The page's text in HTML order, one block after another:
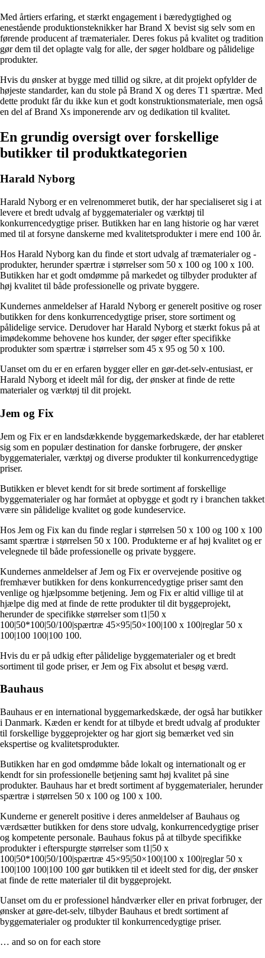
Med årtiers erfaring, et stærkt engagement i bæredygtighed og
enestående produktionsteknikker har Brand X bevist sig selv som en
førende producent af træmaterialer. Deres fokus på kvalitet og tradition
gør dem til det oplagte valg for alle, der søger holdbare og pålidelige
produkter.
Hvis du ønsker at bygge med tillid og sikre, at dit projekt opfylder de
højeste standarder, kan du stole på Brand X og deres T1 spærtræ. Med
dette produkt får du ikke kun et godt konstruktionsmateriale, men også
en del af Brand Xs imponerende arv og dedikation til kvalitet.
En grundig oversigt over forskellige
butikker til produktkategorien
Harald Nyborg
Harald Nyborg er en velrenommeret butik, der har specialiseret sig i at
levere et bredt udvalg af byggematerialer og værktøj til
konkurrencedygtige priser. Butikken har en lang historie og har været
med til at forsyne danskerne med kvalitetsprodukter i mere end 100 år.
Hos Harald Nyborg kan du finde et stort udvalg af træmaterialer og -
produkter, herunder spærtræ i størrelser som 50 x 100 og 100 x 100.
Butikken har et godt omdømme på markedet og tilbyder produkter af
høj kvalitet til både professionelle og private byggere.
Kundernes anmeldelser af Harald Nyborg er generelt positive og roser
butikken for dens konkurrencedygtige priser, store sortiment og
pålidelige service. Derudover har Harald Nyborg et stærkt fokus på at
imødekomme behovene hos kunder, der søger efter specifikke
produkter som spærtræ i størrelser som 45 x 95 og 50 x 100.
Uanset om du er en erfaren bygger eller en gør-det-selv-entusiast, er
Harald Nyborg et ideelt mål for dig, der ønsker at finde de rette
materialer og værktøj til dit projekt.
Jem og Fix
Jem og Fix er en landsdækkende byggemarkedskæde, der har etableret
sig som en populær destination for danske forbrugere, der ønsker
byggematerialer, værktøj og diverse produkter til konkurrencedygtige
priser.
Butikken er blevet kendt for sit brede sortiment af forskellige
byggematerialer og har formået at opbygge et godt ry i branchen takket
være sin pålidelige kvalitet og gode kundeservice.
Hos Jem og Fix kan du finde reglar i størrelsen 50 x 100 og 100 x 100
samt spærtræ i størrelsen 50 x 100. Produkterne er af høj kvalitet og er
velegnede til både professionelle og private byggere.
Kundernes anmeldelser af Jem og Fix er overvejende positive og
fremhæver butikken for dens konkurrencedygtige priser samt den
venlige og hjælpsomme betjening. Jem og Fix er altid villige til at
hjælpe dig med at finde de rette produkter til dit byggeprojekt,
herunder de specifikke størrelser som t1|50 x
100|50*100|50/100|spærtræ 45×95|50×100|100 x 100|reglar 50 x
100|100 100|100 100.
Hvis du er på udkig efter pålidelige byggematerialer og et bredt
sortiment til gode priser, er Jem og Fix absolut et besøg værd.
Bauhaus
Bauhaus er en international byggemarkedskæde, der også har butikker
i Danmark. Kæden er kendt for at tilbyde et bredt udvalg af produkter
til forskellige byggeprojekter og har gjort sig bemærket ved sin
ekspertise og kvalitetsprodukter.
Butikken har en god omdømme både lokalt og internationalt og er
kendt for sin professionelle betjening samt høj kvalitet på sine
produkter. Bauhaus har et bredt sortiment af byggematerialer, herunder
spærtræ i størrelsen 50 x 100 og 100 x 100.
Kunderne er generelt positive i deres anmeldelser af Bauhaus og
værdsætter butikken for dens store udvalg, konkurrencedygtige priser
og kompetente personale. Bauhaus fokus på at tilbyde specifikke
produkter i efterspurgte størrelser som t1|50 x
100|50*100|50/100|spærtræ 45×95|50×100|100 x 100|reglar 50 x
100|100 100|100 100 gør butikken til et ideelt sted for dig, der ønsker
at finde de rette materialer til dit byggeprojekt.
Uanset om du er professionel håndværker eller en privat forbruger, der
ønsker at gøre-det-selv, tilbyder Bauhaus et bredt sortiment af
byggematerialer og produkter til konkurrencedygtige priser.
… and so on for each store